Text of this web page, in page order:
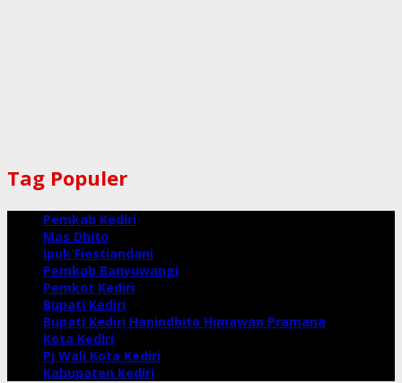
Tag Populer
Pemkab Kediri
Mas Dhito
Ipuk Fiestiandani
Pemkab Banyuwangi
Pemkot Kediri
Bupati Kediri
Bupati Kediri Hanindhito Himawan Pramana
Kota Kediri
Pj Wali Kota Kediri
Kabupaten Kediri